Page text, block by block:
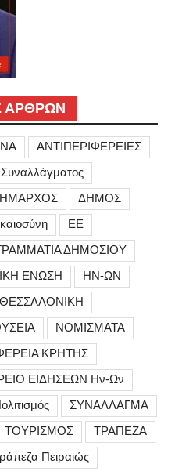
ΑΡΘΡΩΝ
ΑΝΤΙΠΕΡΙΦΕΡΕΙΕΣ
ΔΗΜΟΣ
ΕΕ
ΔΗΜΟΣΙΟΥ
ΕΝΩΣΗ
ΗΝ-ΩΝ
ΘΕΣΣΑΛΟΝΙΚΗ
ΝΟΜΙΣΜΑΤΑ
ΚΡΗΤΗΣ
ΕΙΔΗΣΕΩΝ Ην-Ων
ΣΥΝΑΛΛΑΓΜΑ
ΤΟΥΡΙΣΜΟΣ
ΤΡΑΠΕΖΑ
Πειραιώς